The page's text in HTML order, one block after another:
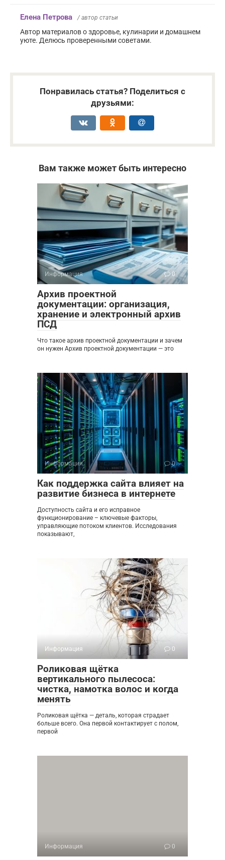
Елена Петрова / автор статьи
Автор материалов о здоровье, кулинарии и домашнем
уюте. Делюсь проверенными советами.
Понравилась статья? Поделиться с
друзьями:
Вам также может быть интересно
Информация 0
Архив проектной
документации: организация,
хранение и электронный архив
ПСД
Что такое архив проектной документации и зачем
он нужен Архив проектной документации — это
Информация 0
Как поддержка сайта влияет на
развитие бизнеса в интернете
Доступность сайта и его исправное
функционирование – ключевые факторы,
управляющие потоком клиентов. Исследования
показывают,
Информация 0
Роликовая щётка
вертикального пылесоса:
чистка, намотка волос и когда
менять
Роликовая щётка — деталь, которая страдает
больше всего. Она первой контактирует с полом,
первой
Информация 0